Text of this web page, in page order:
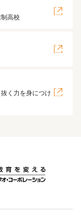
高校
く力を身につけ